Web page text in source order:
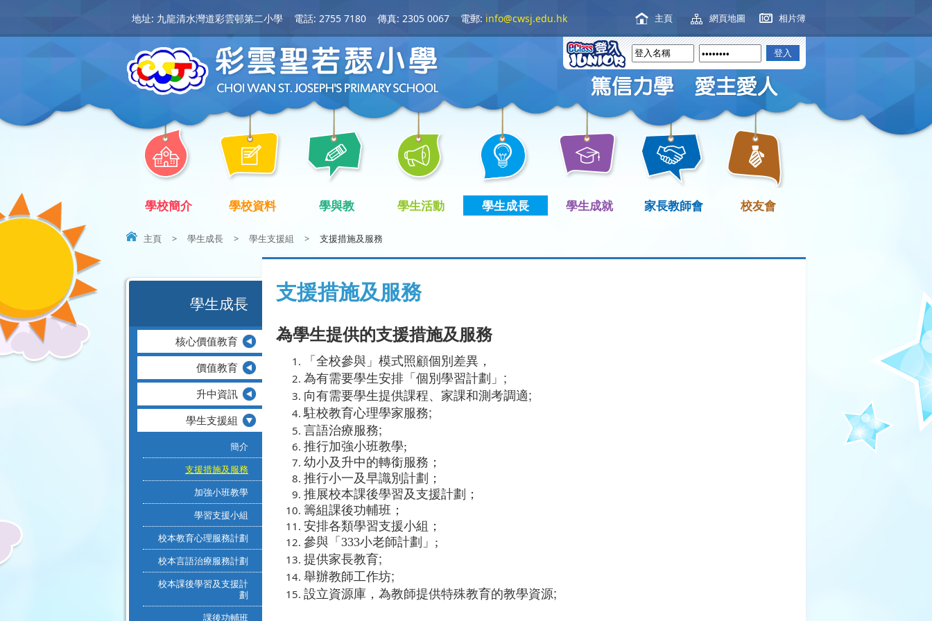
地址: 九龍清水灣道彩雲邨第二小學 電話: 2755 7180 傳真: 2305 0067 電郵: info@cwsj.edu.hk 主頁 網頁地圖 相片簿
學校簡介 學校資料 學與教 學生活動 學生成長 學生成就 家長教師會 校友會
主頁 > 學生成長 > 學生支援組 > 支援措施及服務
支援措施及服務
為學生提供的支援措施及服務
「全校參與」模式照顧個別差異 ，
為有需要學生安排「個別學習計劃」 ;
向有需要學生提供課程、家課和測考調適;
駐校教育心理學家服務;
言語治療服務;
推行加強小班教學;
幼小及升中的轉銜服務；
推行小一及早識別計劃；
推展校本課後學習及支援計劃；
籌組課後功輔班；
安排各類學習支援小組；
參與「333小老師計劃」;
提供家長教育;
舉辦教師工作坊;
設立資源庫，為教師提供特殊教育的教學資源;
學生成長
核心價值教育
價值教育
升中資訊
學生支援組
簡介
支援措施及服務
加強小班教學
學習支援小組
校本教育心理服務計劃
校本言語治療服務計劃
校本課後學習及支援計
劃
課後功輔班